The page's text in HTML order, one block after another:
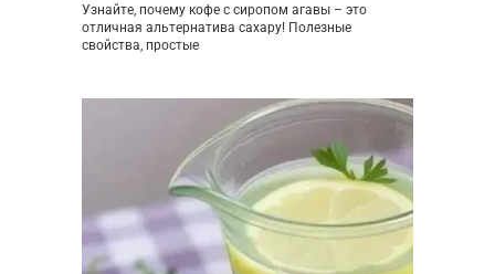
Узнайте, почему кофе с сиропом агавы – это
отличная альтернатива сахару! Полезные
свойства, простые